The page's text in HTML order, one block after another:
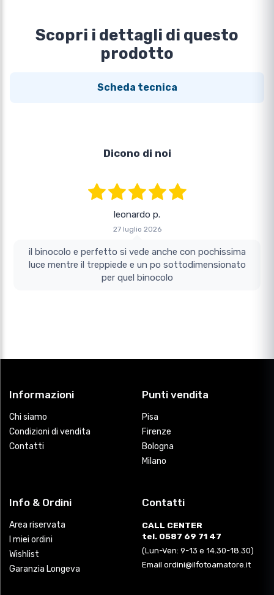
Scopri i dettagli di questo
prodotto
Scheda tecnica
Dicono di noi
leonardo p.
27 luglio 2026
il binocolo e perfetto si vede anche con pochissima
luce mentre il treppiede e un po sottodimensionato
per quel binocolo
Informazioni
Chi siamo
Condizioni di vendita
Contatti
Punti vendita
Pisa
Firenze
Bologna
Milano
Info & Ordini
Area riservata
I miei ordini
Wishlist
Garanzia Longeva
Contatti
CALL CENTER
tel. 0587 69 71 47
(Lun-Ven: 9-13 e 14.30-18.30)
Email ordini@ilfotoamatore.it